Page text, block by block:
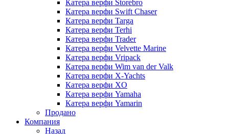
Катера верфи Storebro
Катера верфи Swift Chaser
Катера верфи Targa
Катера верфи Terhi
Катера верфи Trader
Катера верфи Velvette Marine
Катера верфи Vripack
Катера верфи Wim van der Valk
Катера верфи X-Yachts
Катера верфи XO
Катера верфи Yamaha
Катера верфи Yamarin
Продано
Компания
Назад